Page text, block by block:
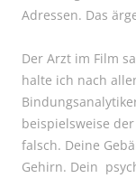
Adressen. Das
Der Arzt im Film
halte ich nach
beispielsweise
falsch. Deine
Gehirn. Dein